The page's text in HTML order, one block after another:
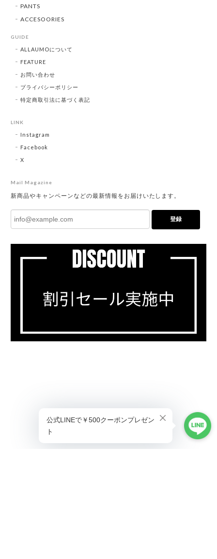
PANTS
ACCESOORIES
GUIDE
ALLAUMOについて
FEATURE
お問い合わせ
プライバシーポリシー
特定商取引法に基づく表記
LINK
Instagram
Facebook
X
Mail Magazine
新商品やキャンペーンなどの最新情報をお届けいたします。
登録